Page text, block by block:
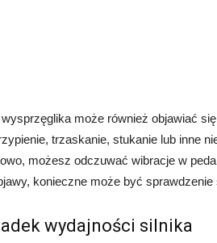
może również objawiać
trzaskanie, stukanie lub inne
możesz odczuwać wibracje w
konieczne może być
wydajności silnika